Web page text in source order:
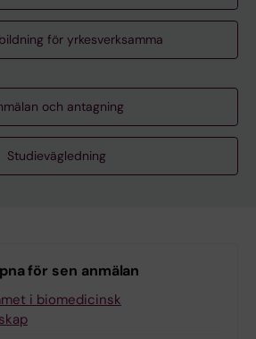
för yrkesverksamma
och antagning
Studievägledning
för sen anmälan
i biomedicinsk